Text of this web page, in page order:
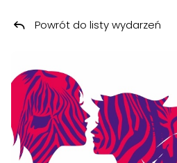
Powrót do listy wydarzeń